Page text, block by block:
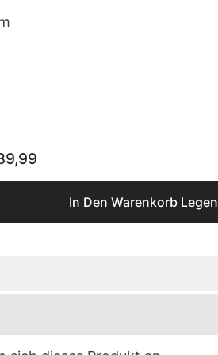
In Den Warenkorb Legen